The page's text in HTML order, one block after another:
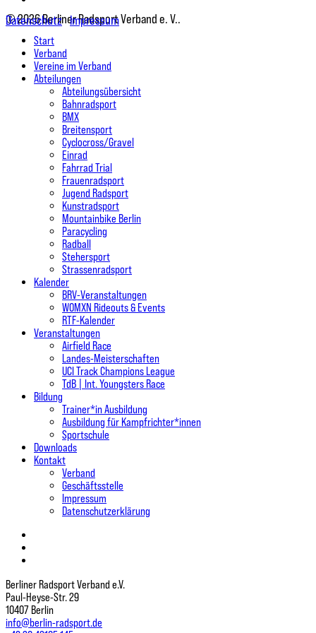
© 2026 Berliner Radsport Verband e. V..
Datenschutz Impressum
Close
Menu
Start
Verband
Vereine im Verband
Abteilungen
Abteilungsübersicht
Bahnradsport
BMX
Breitensport
Cyclocross/Gravel
Einrad
Fahrrad Trial
Frauenradsport
Jugend Radsport
Kunstradsport
Mountainbike Berlin
Paracycling
Radball
Stehersport
Strassenradsport
Kalender
BRV-Veranstaltungen
WOMXN Rideouts & Events
RTF-Kalender
Veranstaltungen
Airfield Race
Landes-Meisterschaften
UCI Track Champions League
TdB | Int. Youngsters Race
Bildung
Trainer*in Ausbildung
Ausbildung für Kampfrichter*innen
Sportschule
Downloads
Kontakt
Verband
Geschäftsstelle
Impressum
Datenschutzerklärung
Berliner Radsport Verband e.V.
Paul-Heyse-Str. 29
10407 Berlin
info@berlin-radsport.de